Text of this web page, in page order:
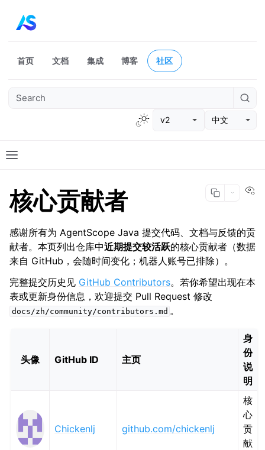
首页 文档 集成 博客 社区
v2 中文
核心贡献者
感谢所有为 AgentScope Java 提交代码、文档与反馈的贡
献者。本页列出仓库中近期提交较活跃的核心贡献者（数据
来自 GitHub，会随时间变化；机器人账号已排除）。
完整提交历史见 GitHub Contributors。若你希望出现在本
表或更新身份信息，欢迎提交 Pull Request 修改
docs/zh/community/contributors.md 。
头像 GitHub ID 主页
身
份
说
明
Chickenlj github.com/chickenlj
核
心
贡
献